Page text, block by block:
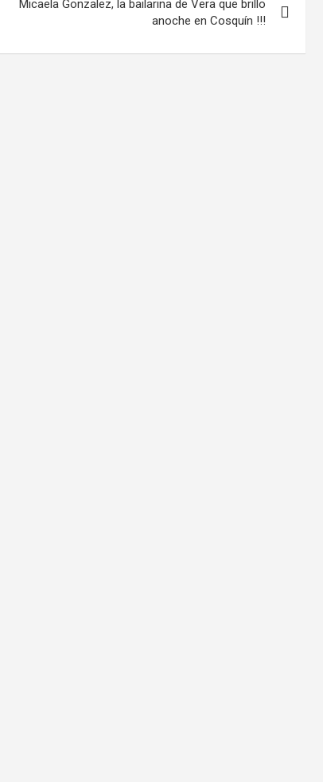
Micaela Gonzalez, la bailarina de Vera que brillo
anoche en Cosquín !!!